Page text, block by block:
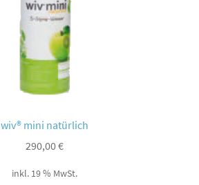
wiv® mini natürlich
290,00€
inkl. 19 % MwSt.